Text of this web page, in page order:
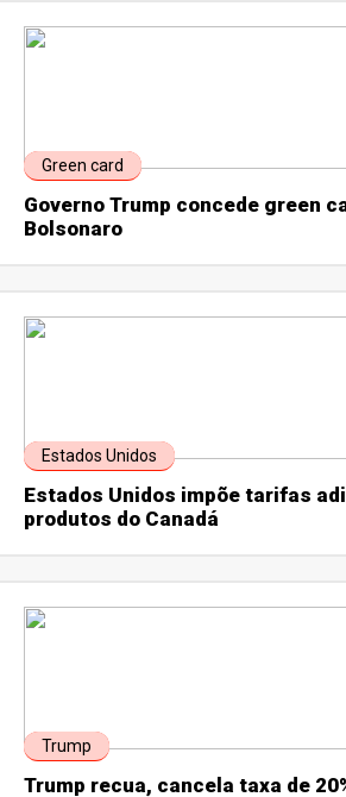
Green card
Governo Trump concede green
Bolsonaro
Estados Unidos
Estados Unidos impõe tarifas
produtos do Canadá
Trump
Trump recua, cancela taxa de